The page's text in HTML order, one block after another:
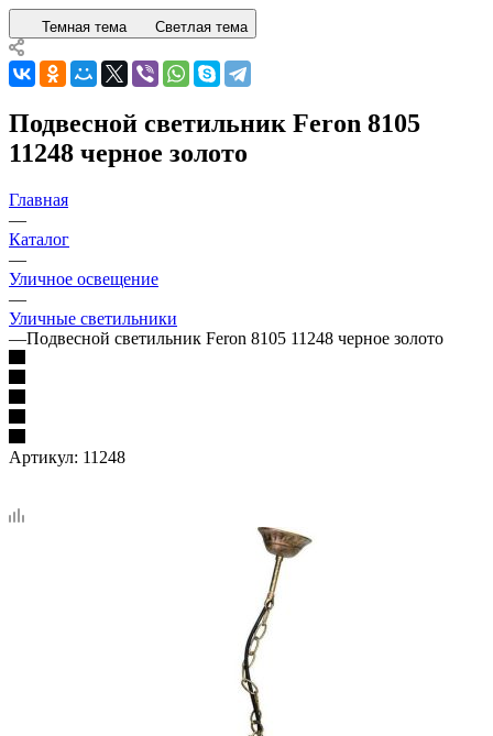
Темная тема Светлая тема
Подвесной светильник Feron 8105
11248 черное золото
Главная
—
Каталог
—
Уличное освещение
—
Уличные светильники
—Подвесной светильник Feron 8105 11248 черное золото
Артикул: 11248